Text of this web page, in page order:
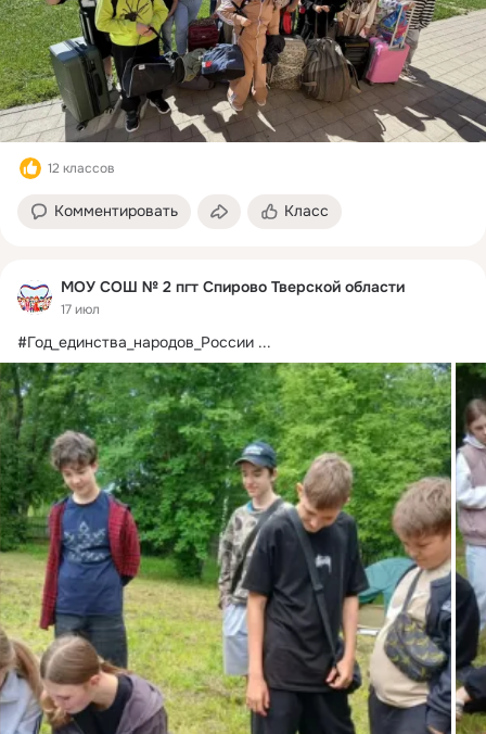
12 классов
Комментировать Класс
МОУ СОШ № 2 пгт Спирово Тверской области
17 июл
#Год_единства_народов_России ...